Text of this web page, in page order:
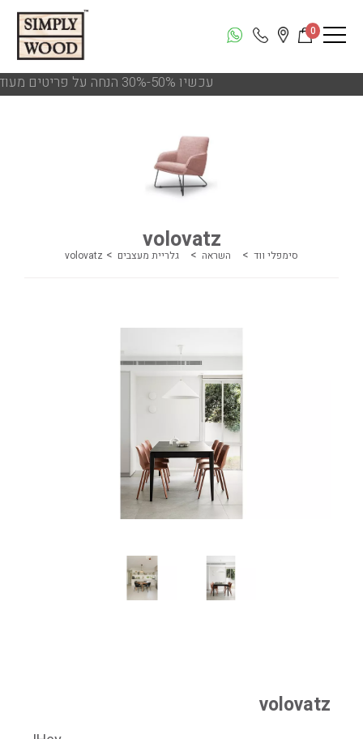
0
!!! עכשיו 50%-30% הנחה על פריטים מעודפים ותצוגות הסניפים
volovatz
סימפלי ווד השראה גלריית מעצבים volovatz
volovatz